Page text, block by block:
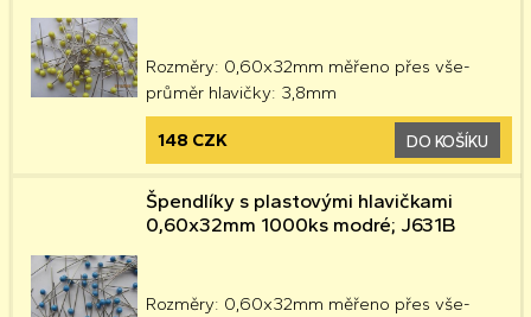
Rozměry: 0,60x32mm měřeno přes vše-
průměr hlavičky: 3,8mm
148 CZK DO KOŠÍKU
Špendlíky s plastovými hlavičkami
0,60x32mm 1000ks modré; J631B
Rozměry: 0,60x32mm měřeno přes vše-